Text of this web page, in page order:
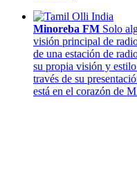
Minoreba FM Solo
visión principal de
de una estación de
su propia visión y
través de su
está en el corazón de